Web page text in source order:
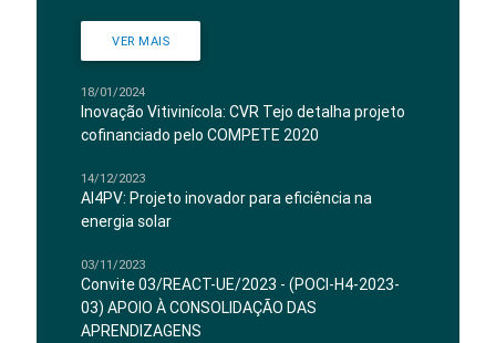
VER MAIS
18/01/2024
Inovação Vitivinícola: CVR Tejo detalha projeto
cofinanciado pelo COMPETE 2020
14/12/2023
AI4PV: Projeto inovador para eficiência na
energia solar
03/11/2023
Convite 03/REACT-UE/2023 - (POCI-H4-2023-
03) APOIO À CONSOLIDAÇÃO DAS
APRENDIZAGENS